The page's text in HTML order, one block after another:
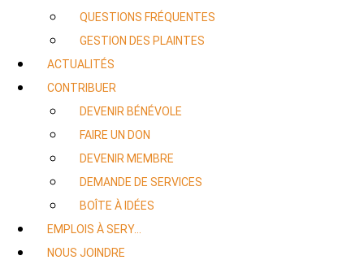
QUESTIONS FRÉQUENTES
GESTION DES PLAINTES
ACTUALITÉS
CONTRIBUER
DEVENIR BÉNÉVOLE
FAIRE UN DON
DEVENIR MEMBRE
DEMANDE DE SERVICES
BOÎTE À IDÉES
EMPLOIS À SERY…
NOUS JOINDRE